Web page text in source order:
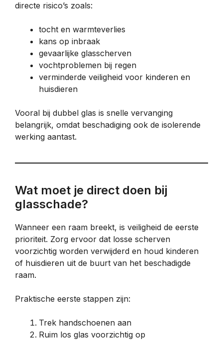
directe risico’s zoals:
tocht en warmteverlies
kans op inbraak
gevaarlijke glasscherven
vochtproblemen bij regen
verminderde veiligheid voor kinderen en
huisdieren
Vooral bij dubbel glas is snelle vervanging
belangrijk, omdat beschadiging ook de isolerende
werking aantast.
Wat moet je direct doen bij
glasschade?
Wanneer een raam breekt, is veiligheid de eerste
prioriteit. Zorg ervoor dat losse scherven
voorzichtig worden verwijderd en houd kinderen
of huisdieren uit de buurt van het beschadigde
raam.
Praktische eerste stappen zijn:
Trek handschoenen aan
Ruim los glas voorzichtig op